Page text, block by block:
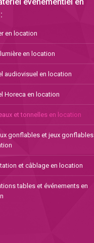
en location
en location
audiovisuel en location
Horeca en location
et tonnelles en location
gonflables et jeux gonflables
et câblage en location
tables et événements en